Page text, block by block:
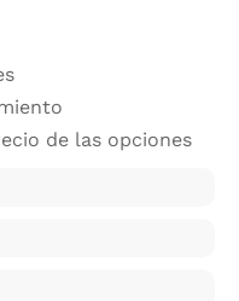
de las opciones